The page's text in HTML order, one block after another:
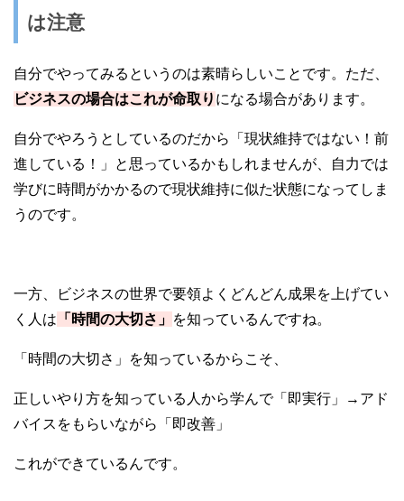
は注意
自分でやってみるというのは素晴らしいことです。ただ、
ビジネスの場合はこれが命取り になる場合があります。
自分でやろうとしているのだから「現状維持ではない！前
進している！」と思っているかもしれませんが、自力では
学びに時間がかかるので現状維持に似た状態になってしま
うのです。
一方、ビジネスの世界で要領よくどんどん成果を上げてい
く人は 「時間の大切さ」 を知っているんですね。
「時間の大切さ」を知っているからこそ、
正しいやり方を知っている人から学んで「即実行」→アド
バイスをもらいながら「即改善」
これができているんです。